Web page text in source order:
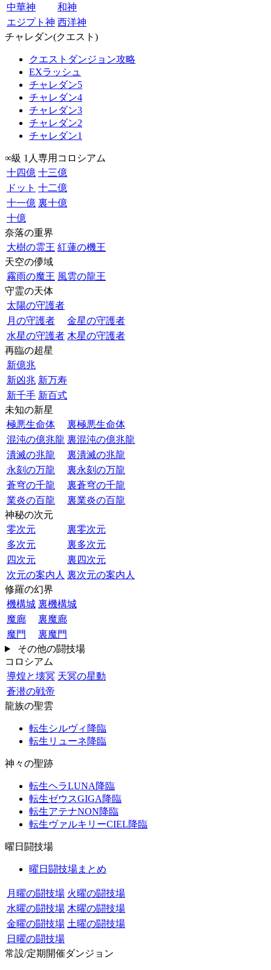
中華神
和神
エジプト神 西洋神
チャレダン(クエスト)
クエストダンジョン攻略
EXラッシュ
チャレダン5
チャレダン4
チャレダン3
チャレダン2
チャレダン1
∞級 1人専用コロシアム
十四億 十三億
ドット 十二億
十一億 裏十億
十億
奈落の重界
大樹の霊王 紅蓮の機王
天空の儚域
霧雨の魔王 風雲の龍王
守霊の天体
太陽の守護者
月の守護者
金星の守護者
水星の守護者 木星の守護者
再臨の超星
新億兆
新凶兆 新万寿
新千手 新百式
未知の新星
極悪生命体
裏極悪生命体
混沌の億兆龍 裏混沌の億兆龍
潰滅の兆龍
裏潰滅の兆龍
永刻の万龍
裏永刻の万龍
蒼穹の千龍
裏蒼穹の千龍
業炎の百龍
裏業炎の百龍
神秘の次元
零次元
裏零次元
多次元
裏多次元
四次元
裏四次元
次元の案内人 裏次元の案内人
修羅の幻界
機構城 裏機構城
魔廊
裏魔廊
魔門
裏魔門
その他の闘技場
コロシアム
導煌と壊冥 天冥の星動
蒼潜の戦帝
龍族の聖雲
転生シルヴィ降臨
転生リューネ降臨
神々の聖跡
転生ヘラLUNA降臨
転生ゼウスGIGA降臨
転生アテナNON降臨
転生ヴァルキリーCIEL降臨
曜日闘技場
曜日闘技場まとめ
月曜の闘技場 火曜の闘技場
水曜の闘技場 木曜の闘技場
金曜の闘技場 土曜の闘技場
日曜の闘技場
常設/定期開催ダンジョン